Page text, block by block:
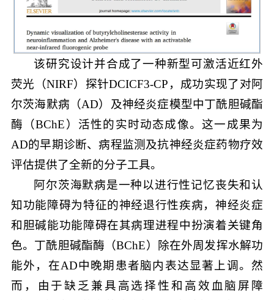
该研究设计并合成了一种新型可激活近红外
荧光（NIRF）探针DCICF3-CP，成功实现了对阿
尔茨海默病（AD）及神经炎症模型中丁酰胆碱酯
酶（BChE）活性的实时动态成像。这一成果为
AD的早期诊断、病程监测及抗神经炎症药物疗效
评估提供了全新的分子工具。
阿尔茨海默病是一种以进行性记忆丧失和认
知功能障碍为特征的神经退行性疾病，神经炎症
和胆碱能功能障碍在其病理进程中扮演着关键角
色。丁酰胆碱酯酶（BChE）除在外周发挥水解功
能外，在AD中晚期患者脑内表达显著上调。然
而，由于缺乏兼具高选择性和高效血脑屏障